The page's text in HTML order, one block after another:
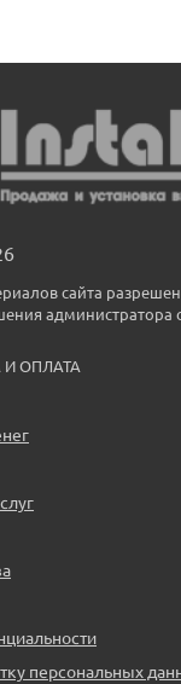
сайта
администратора
И ОПЛАТА
персональных